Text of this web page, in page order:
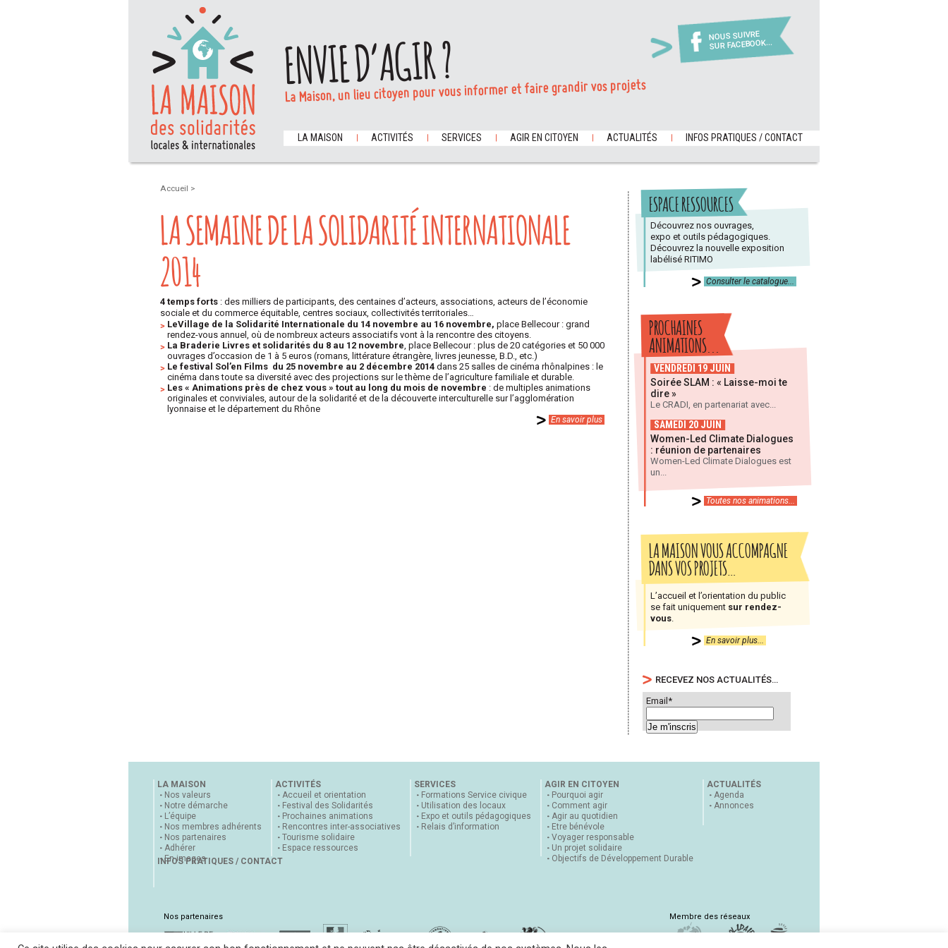
NOUS SUIVRE
SUR FACEBOOK...
ENVIE D’AGIR ?
La Maison, un lieu citoyen pour vous informer et faire grandir vos projets
LA MAISON ACTIVITÉS SERVICES AGIR EN CITOYEN ACTUALITÉS INFOS PRATIQUES / CONTACT
Accueil >
LA SEMAINE DE LA SOLIDARITÉ INTERNATIONALE
2014
4 temps forts : des milliers de participants, des centaines d’acteurs, associations, acteurs de l’économie
sociale et du commerce équitable, centres sociaux, collectivités territoriales…
LeVillage de la Solidarité Internationale du 14 novembre au 16 novembre, place Bellecour : grand
rendez-vous annuel, où de nombreux acteurs associatifs vont à la rencontre des citoyens.
La Braderie Livres et solidarités du 8 au 12 novembre, place Bellecour : plus de 20 catégories et 50 000
ouvrages d’occasion de 1 à 5 euros (romans, littérature étrangère, livres jeunesse, B.D., etc.)
Le festival Sol’en Films du 25 novembre au 2 décembre 2014 dans 25 salles de cinéma rhônalpines : le
cinéma dans toute sa diversité avec des projections sur le thème de l’agriculture familiale et durable.
Les « Animations près de chez vous » tout au long du mois de novembre : de multiples animations
originales et conviviales, autour de la solidarité et de la découverte interculturelle sur l’agglomération
lyonnaise et le département du Rhône
En savoir plus
ESPACE RESSOURCES
Découvrez nos ouvrages,
expo et outils pédagogiques.
Découvrez la nouvelle exposition
labélisé RITIMO
Consulter le catalogue...
PROCHAINES
ANIMATIONS...
VENDREDI 19 JUIN
Soirée SLAM : « Laisse-moi te
dire »
Le CRADI, en partenariat avec...
SAMEDI 20 JUIN
Women-Led Climate Dialogues
: réunion de partenaires
Women-Led Climate Dialogues est
un...
Toutes nos animations...
LA MAISON VOUS ACCOMPAGNE
DANS VOS PROJETS…
L’accueil et l’orientation du public
se fait uniquement sur rendez-
vous
En savoir plus...
RECEVEZ NOS ACTUALITÉS…
Email*
LA MAISON
Nos valeurs
Notre démarche
L’équipe
Nos membres adhérents
Nos partenaires
Adhérer
En images
ACTIVITÉS
Accueil et orientation
Festival des Solidarités
Prochaines animations
Rencontres inter-associatives
Tourisme solidaire
Espace ressources
SERVICES
Formations Service civique
Utilisation des locaux
Expo et outils pédagogiques
Relais d’information
AGIR EN CITOYEN
Pourquoi agir
Comment agir
Agir au quotidien
Etre bénévole
Voyager responsable
Un projet solidaire
Objectifs de Développement Durable
ACTUALITÉS
Agenda
Annonces
INFOS PRATIQUES / CONTACT
Nos partenaires Membre des réseaux